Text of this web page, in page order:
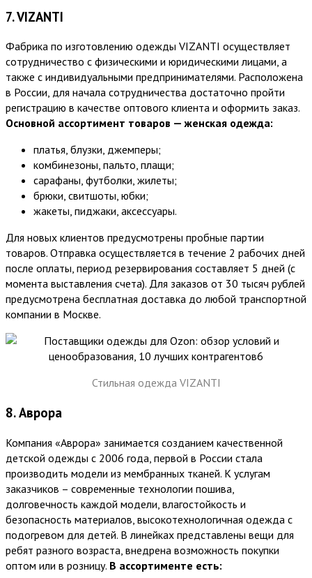
7. VIZANTI
Фабрика по изготовлению одежды VIZANTI осуществляет
сотрудничество с физическими и юридическими лицами, а
также с индивидуальными предпринимателями. Расположена
в России, для начала сотрудничества достаточно пройти
регистрацию в качестве оптового клиента и оформить заказ.
Основной ассортимент товаров — женская одежда:
платья, блузки, джемперы;
комбинезоны, пальто, плащи;
сарафаны, футболки, жилеты;
брюки, свитшоты, юбки;
жакеты, пиджаки, аксессуары.
Для новых клиентов предусмотрены пробные партии
товаров. Отправка осуществляется в течение 2 рабочих дней
после оплаты, период резервирования составляет 5 дней (с
момента выставления счета). Для заказов от 30 тысяч рублей
предусмотрена бесплатная доставка до любой транспортной
компании в Москве.
Стильная одежда VIZANTI
8. Аврора
Компания «Аврора» занимается созданием качественной
детской одежды с 2006 года, первой в России стала
производить модели из мембранных тканей. К услугам
заказчиков – современные технологии пошива,
долговечность каждой модели, влагостойкость и
безопасность материалов, высокотехнологичная одежда с
подогревом для детей. В линейках представлены вещи для
ребят разного возраста, внедрена возможность покупки
оптом или в розницу. В ассортименте есть: